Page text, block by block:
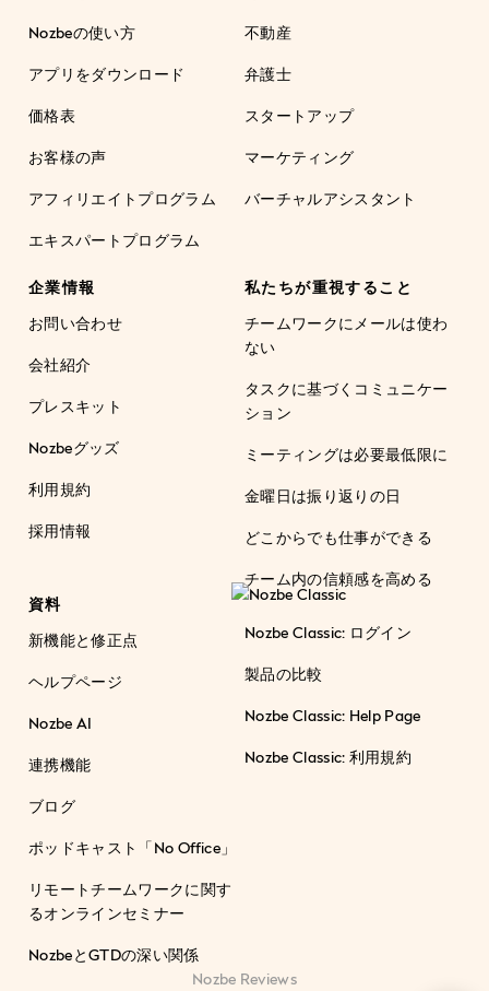
Nozbeの使い方
アプリをダウンロード
価格表
お客様の声
アフィリエイトプログラム
エキスパートプログラム
不動産
弁護士
スタートアップ
マーケティング
バーチャルアシスタント
企業情報
お問い合わせ
会社紹介
プレスキット
Nozbeグッズ
利用規約
採用情報
私たちが重視すること
チームワークにメールは使わ
ない
タスクに基づくコミュニケー
ション
ミーティングは必要最低限に
金曜日は振り返りの日
どこからでも仕事ができる
チーム内の信頼感を高める
資料
新機能と修正点
ヘルプページ
Nozbe AI
連携機能
ブログ
ポッドキャスト「No Office」
リモートチームワークに関す
るオンラインセミナー
NozbeとGTDの深い関係
Nozbe Classic: ログイン
製品の比較
Nozbe Classic: Help Page
Nozbe Classic: 利用規約
Nozbe Reviews